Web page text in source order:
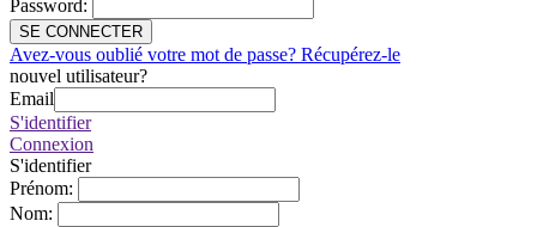
Password:
SE CONNECTER
Avez-vous oublié votre mot de passe? Récupérez-le
nouvel utilisateur?
Email
S'identifier
Connexion
S'identifier
Prénom:
Nom: